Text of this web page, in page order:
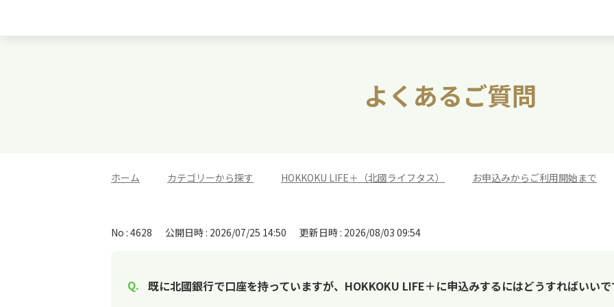
よくあるご質問
ホーム カテゴリーから探す HOKKOKU LIFE＋（北國ライフタス） お申込みからご利用開始まで
No : 4628 公開日時 : 2026/07/25 14:50 更新日時 : 2026/08/03 09:54
既に北國銀行で口座を持っていますが、HOKKOKU LIFE＋に申込みするにはどうすればいい